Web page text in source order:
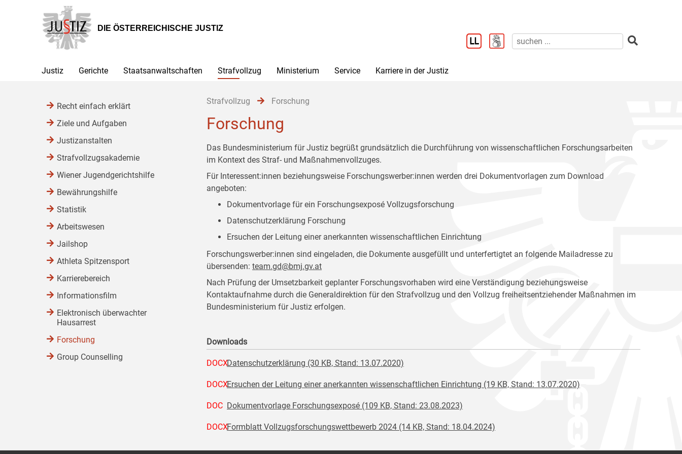
Hauptnavigation
[1]
Inhalt
[2]
Untermenü
[3]
DIE ÖSTERREICHISCHE JUSTIZ
Justiz Gerichte Staatsanwaltschaften Strafvollzug Ministerium Service Karriere in der Justiz
Strafvollzug Forschung
Forschung
Das Bundesministerium für Justiz begrüßt grundsätzlich die Durchführung von wissenschaftlichen Forschungsarbeiten
im Kontext des Straf- und Maßnahmenvollzuges.
Für Interessent:innen beziehungsweise Forschungswerber:innen werden drei Dokumentvorlagen zum Download
angeboten:
Dokumentvorlage für ein Forschungsexposé Vollzugsforschung
Datenschutzerklärung Forschung
Ersuchen der Leitung einer anerkannten wissenschaftlichen Einrichtung
Forschungswerber:innen sind eingeladen, die Dokumente ausgefüllt und unterfertigtet an folgende Mailadresse zu
übersenden: team.gd@bmj.gv.at
Nach Prüfung der Umsetzbarkeit geplanter Forschungsvorhaben wird eine Verständigung beziehungsweise
Kontaktaufnahme durch die Generaldirektion für den Strafvollzug und den Vollzug freiheitsentziehender Maßnahmen im
Bundesministerium für Justiz erfolgen.
Downloads
DOCXDatenschutzerklärung (30 KB, Stand: 13.07.2020)
DOCXErsuchen der Leitung einer anerkannten wissenschaftlichen Einrichtung (19 KB, Stand: 13.07.2020)
DOC Dokumentvorlage Forschungsexposé (109 KB, Stand: 23.08.2023)
DOCXFormblatt Vollzugsforschungswettbewerb 2024 (14 KB, Stand: 18.04.2024)
Recht einfach erklärt
Ziele und Aufgaben
Justizanstalten
Strafvollzugsakademie
Wiener Jugendgerichtshilfe
Bewährungshilfe
Statistik
Arbeitswesen
Jailshop
Athleta Spitzensport
Karrierebereich
Informationsfilm
Elektronisch überwachter
Hausarrest
Forschung
Group Counselling